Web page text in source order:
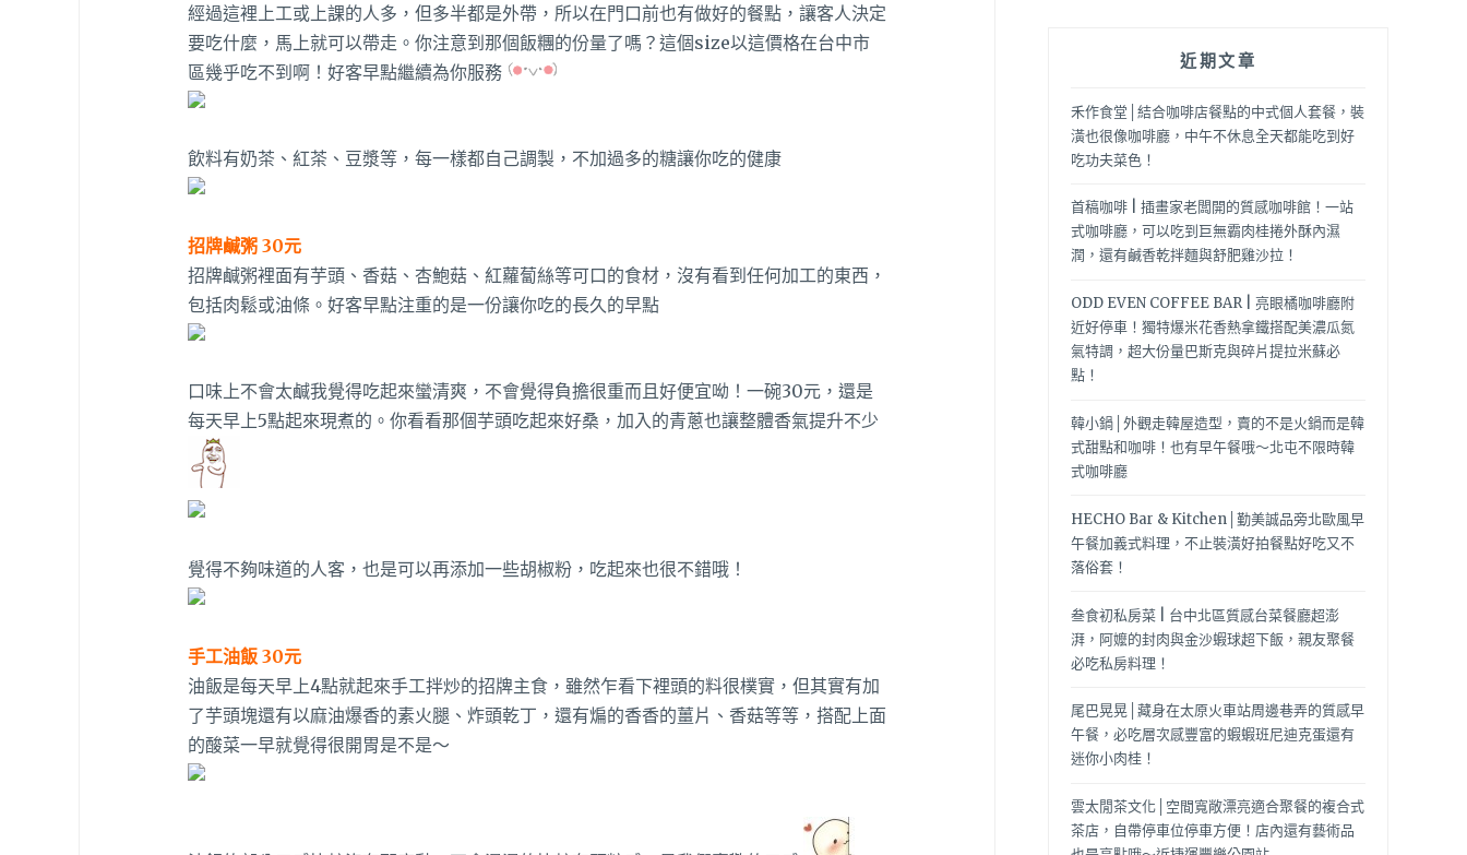
經過這裡上工或上課的人多，但多半都是外帶，所以在門口前也有做好的餐點，讓客人決定
要吃什麼，馬上就可以帶走。你注意到那個飯糰的份量了嗎？這個size以這價格在台中市
區幾乎吃不到啊！好客早點繼續為你服務
飲料有奶茶、紅茶、豆漿等，每一樣都自己調製，不加過多的糖讓你吃的健康
招牌鹹粥 30元
招牌鹹粥裡面有芋頭、香菇、杏鮑菇、紅蘿蔔絲等可口的食材，沒有看到任何加工的東西，
包括肉鬆或油條。好客早點注重的是一份讓你吃的長久的早點
口味上不會太鹹我覺得吃起來蠻清爽，不會覺得負擔很重而且好便宜呦！一碗30元，還是
每天早上5點起來現煮的。你看看那個芋頭吃起來好桑，加入的青蔥也讓整體香氣提升不少
覺得不夠味道的人客，也是可以再添加一些胡椒粉，吃起來也很不錯哦！
手工油飯 30元
油飯是每天早上4點就起來手工拌炒的招牌主食，雖然乍看下裡頭的料很樸實，但其實有加
了芋頭塊還有以麻油爆香的素火腿、炸頭乾丁，還有煸的香香的薑片、香菇等等，搭配上面
的酸菜一早就覺得很開胃是不是～
近期文章
禾作食堂│結合咖啡店餐點的中式個人套餐，裝
潢也很像咖啡廳，中午不休息全天都能吃到好
吃功夫菜色！
首稿咖啡 | 插畫家老闆開的質感咖啡館！一站
式咖啡廳，可以吃到巨無霸肉桂捲外酥內濕
潤，還有鹹香乾拌麵與舒肥雞沙拉！
ODD EVEN COFFEE BAR | 亮眼橘咖啡廳附
近好停車！獨特爆米花香熱拿鐵搭配美濃瓜氮
氣特調，超大份量巴斯克與碎片提拉米蘇必
點！
韓小鍋│外觀走韓屋造型，賣的不是火鍋而是韓
式甜點和咖啡！也有早午餐哦～北屯不限時韓
式咖啡廳
HECHO Bar & Kitchen│勤美誠品旁北歐風早
午餐加義式料理，不止裝潢好拍餐點好吃又不
落俗套！
叁食初私房菜 | 台中北區質感台菜餐廳超澎
湃，阿嬤的封肉與金沙蝦球超下飯，親友聚餐
必吃私房料理！
尾巴晃晃│藏身在太原火車站周邊巷弄的質感早
午餐，必吃層次感豐富的蝦蝦班尼迪克蛋還有
迷你小肉桂！
雲太閒茶文化│空間寬敞漂亮適合聚餐的複合式
茶店，自帶停車位停車方便！店內還有藝術品